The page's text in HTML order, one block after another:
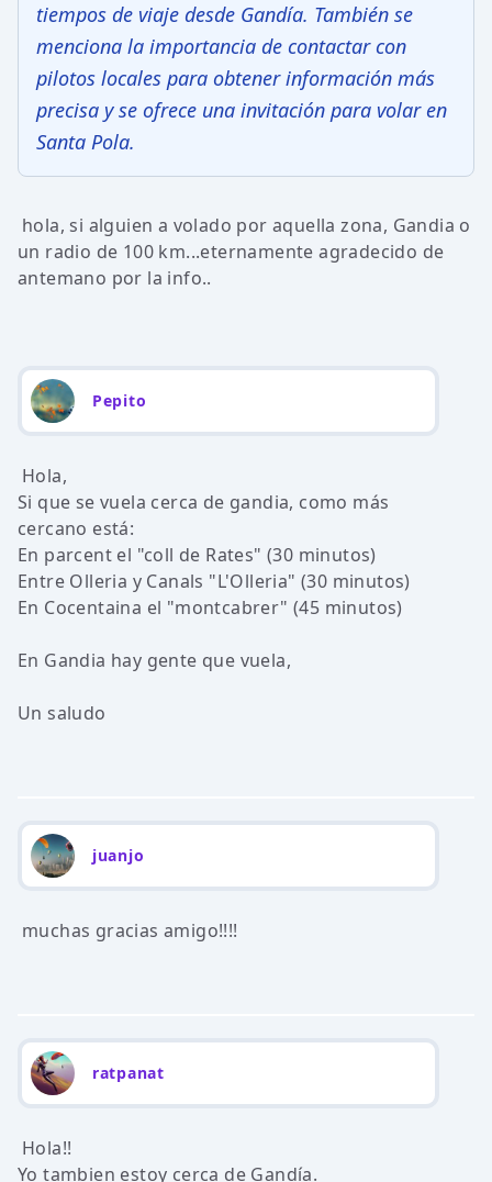
tiempos de viaje desde Gandía. También se
menciona la importancia de contactar con
pilotos locales para obtener información más
precisa y se ofrece una invitación para volar en
Santa Pola.
hola, si alguien a volado por aquella zona, Gandia o
un radio de 100 km...eternamente agradecido de
antemano por la info..
Pepito
Hola,
Si que se vuela cerca de gandia, como más
cercano está:
En parcent el "coll de Rates" (30 minutos)
Entre Olleria y Canals "L'Olleria" (30 minutos)
En Cocentaina el "montcabrer" (45 minutos)
En Gandia hay gente que vuela,
Un saludo
juanjo
muchas gracias amigo!!!!
ratpanat
Hola!!
Yo tambien estoy cerca de Gandía.